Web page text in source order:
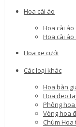
Hoa cài áo
Hoa cài áo
Hoa cài áo
Hoa xe cưới
Các loại khác
Hoa bàn
Hoa đeo
Phông
Vòng hoa
Chùm